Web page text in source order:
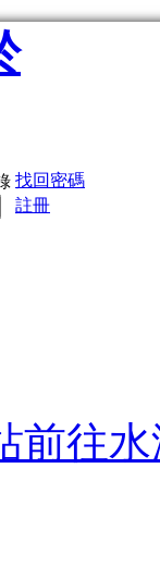
找回密碼
註冊
前往